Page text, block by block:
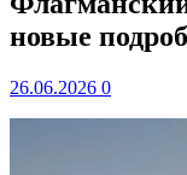
новые
26.06.2026 0